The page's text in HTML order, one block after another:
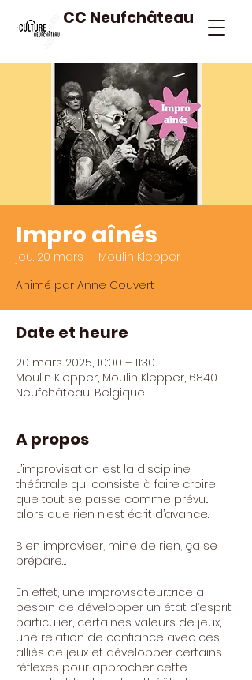
CC Neufchâteau
Impro aînés
jeu. 20 mars
Moulin Klepper
Animé par Anne Couvert
Date et heure
20 mars 2025, 10:00 – 11:30
Moulin Klepper, Moulin Klepper, 6840
Neufchâteau, Belgique
A propos
L’improvisation est la discipline
théâtrale qui consiste à faire croire
que tout se passe comme prévu...,
alors que rien n’est écrit d’avance.
Bien improviser, mine de rien, ça se
prépare…
En effet, un.e improvisateur.trice a
besoin de développer un état d’esprit
particulier, certaines valeurs de jeux,
une relation de confiance avec ces
alliés de jeux et développer certains
réflexes pour approcher cette